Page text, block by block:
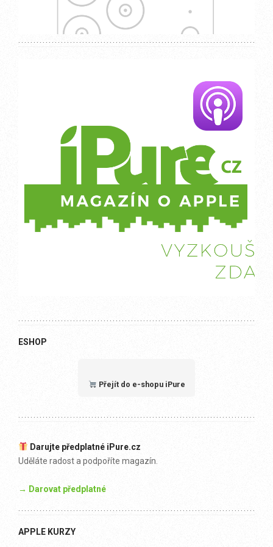
ESHOP
Přejít do e-shopu iPure
Darujte předplatné iPure.cz
Uděláte radost a podpoříte magazín.
→ Darovat předplatné
APPLE KURZY